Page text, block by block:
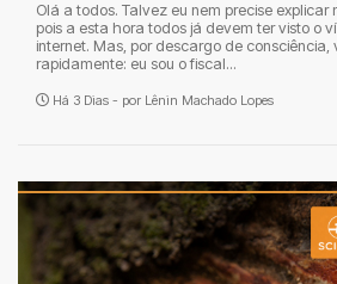
Olá a todos. Talvez eu nem precise explicar
pois a esta hora todos já devem ter visto o
internet. Mas, por descargo de consciência,
rapidamente: eu sou o fiscal...
Há 3 Dias - por Lênin Machado Lopes